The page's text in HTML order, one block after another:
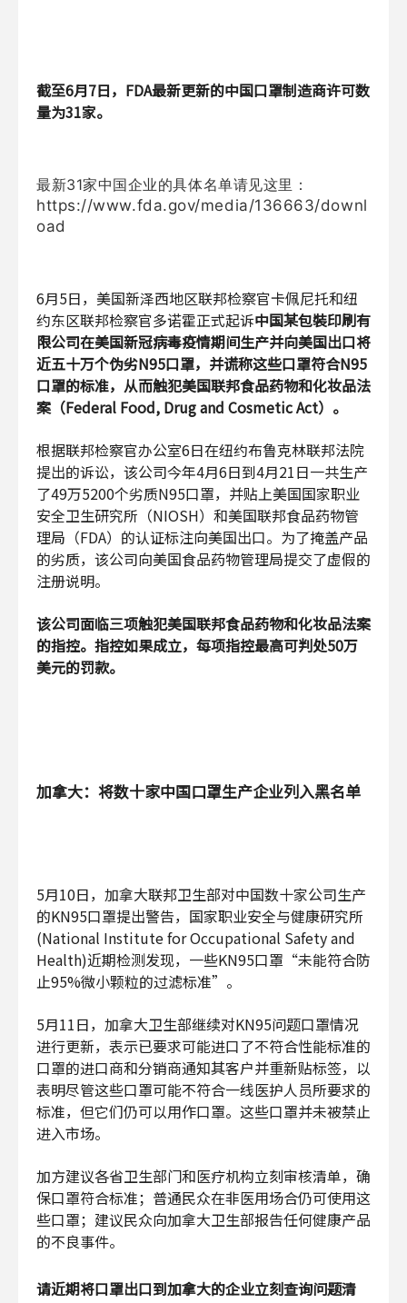
截至6月7日，FDA最新更新的中国口罩制造商许可数
量为31家。
最新31家中国企业的具体名单请见这里：
https://www.fda.gov/media/136663/downl
oad
6月5日，美国新泽西地区联邦检察官卡佩尼托和纽
约东区联邦检察官多诺霍正式起诉中国某包裝印刷有
限公司在美国新冠病毒疫情期间生产并向美国出口将
近五十万个伪劣N95口罩，并谎称这些口罩符合N95
口罩的标准，从而触犯美国联邦食品药物和化妆品法
案（Federal Food, Drug and Cosmetic Act）。
根据联邦检察官办公室6日在纽约布鲁克林联邦法院
提出的诉讼，该公司今年4月6日到4月21日一共生产
了49万5200个劣质N95口罩，并贴上美国国家职业
安全卫生研究所（NIOSH）和美国联邦食品药物管
理局（FDA）的认证标注向美国出口。为了掩盖产品
的劣质，该公司向美国食品药物管理局提交了虚假的
注册说明。
该公司面临三项触犯美国联邦食品药物和化妆品法案
的指控。指控如果成立，每项指控最高可判处50万
美元的罚款。
加拿大：将数十家中国口罩生产企业列入黑名单
5月10日，加拿大联邦卫生部对中国数十家公司生产
的KN95口罩提出警告，国家职业安全与健康研究所
(National Institute for Occupational Safety and
Health)近期检测发现，一些KN95口罩“未能符合防
止95%微小颗粒的过滤标准”。
5月11日，加拿大卫生部继续对KN95问题口罩情况
进行更新，表示已要求可能进口了不符合性能标准的
口罩的进口商和分销商通知其客户并重新贴标签，以
表明尽管这些口罩可能不符合一线医护人员所要求的
标准，但它们仍可以用作口罩。这些口罩并未被禁止
进入市场。
加方建议各省卫生部门和医疗机构立刻审核清单，确
保口罩符合标准；普通民众在非医用场合仍可使用这
些口罩；建议民众向加拿大卫生部报告任何健康产品
的不良事件。
请近期将口罩出口到加拿大的企业立刻查询问题清